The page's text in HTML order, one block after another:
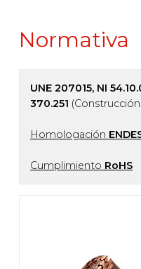
Normativa
UNE 207015, NI
370.251
Homologación
Cumplimiento RoHS